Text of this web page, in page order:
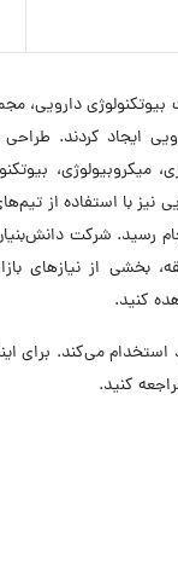
صنعت بیوتکنولوژی
ایجاد کردند.
میکروبیولوژی،
شرکت دانش‌بنیان
بخشی از نیازهای
کنید.
شغلی نیروی جدید
کنید.